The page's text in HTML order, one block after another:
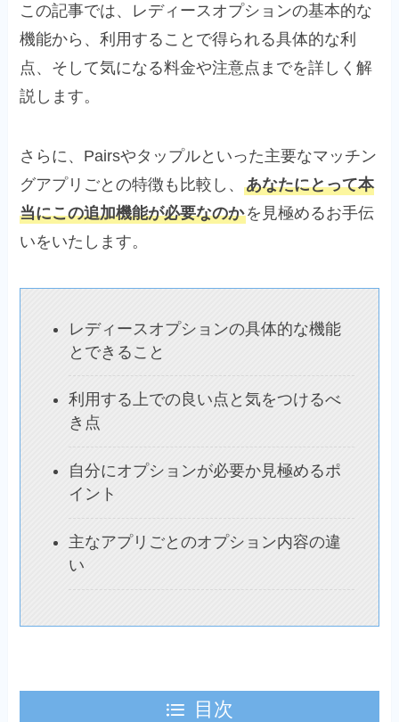
この記事では、レディースオプションの基本的な
機能から、利用することで得られる具体的な利
点、そして気になる料金や注意点までを詳しく解
説します。
さらに、Pairsやタップルといった主要なマッチン
グアプリごとの特徴も比較し、あなたにとって本
当にこの追加機能が必要なのかを見極めるお手伝
いをいたします。
レディースオプションの具体的な機能
とできること
利用する上での良い点と気をつけるべ
き点
自分にオプションが必要か見極めるポ
イント
主なアプリごとのオプション内容の違
い
目次